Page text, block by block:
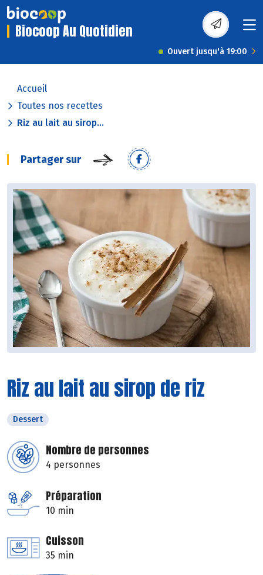
Biocoop Au Quotidien
Ouvert jusqu'à 19:00
Accueil
Toutes nos recettes
Riz au lait au sirop...
Partager sur
Riz au lait au sirop de riz
Dessert
Nombre de personnes
4 personnes
Préparation
10 min
Cuisson
35 min